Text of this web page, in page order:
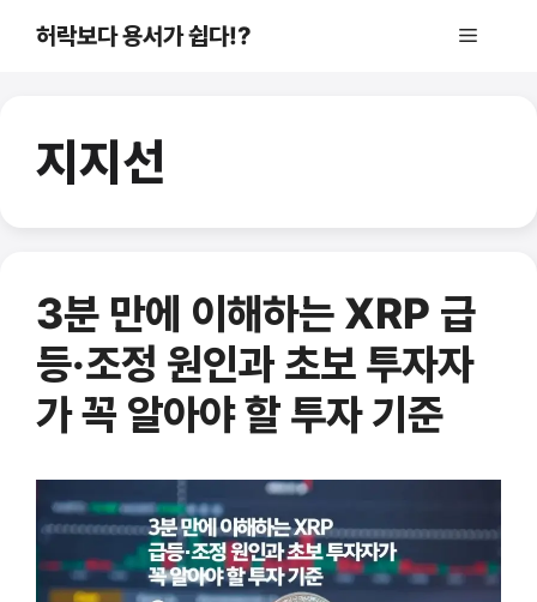
허락보다 용서가 쉽다!? 메
지지선
3분 만에 이해하는 XRP 급
등·조정 원인과 초보 투자자
가 꼭 알아야 할 투자 기준